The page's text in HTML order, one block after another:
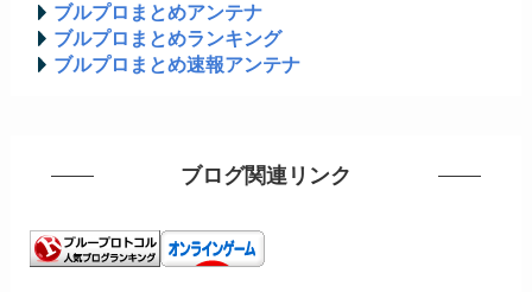
ブルプロまとめアンテナ
ブルプロまとめランキング
ブルプロまとめ速報アンテナ
ブログ関連リンク